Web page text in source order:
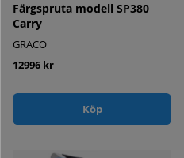
Färgspruta modell SP380
Carry
GRACO
12996 kr
Köp